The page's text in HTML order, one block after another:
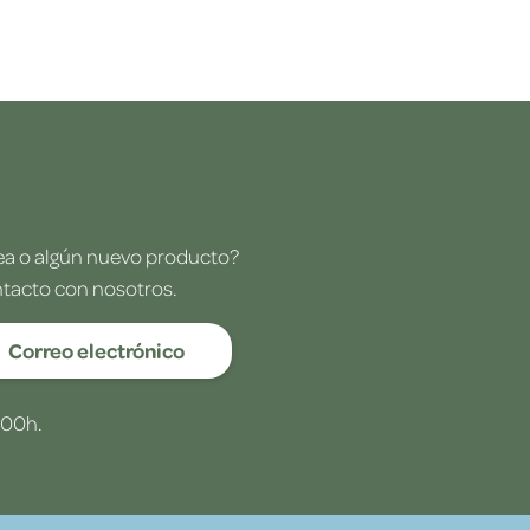
o algún nuevo producto?
con nosotros.
Correo electrónico